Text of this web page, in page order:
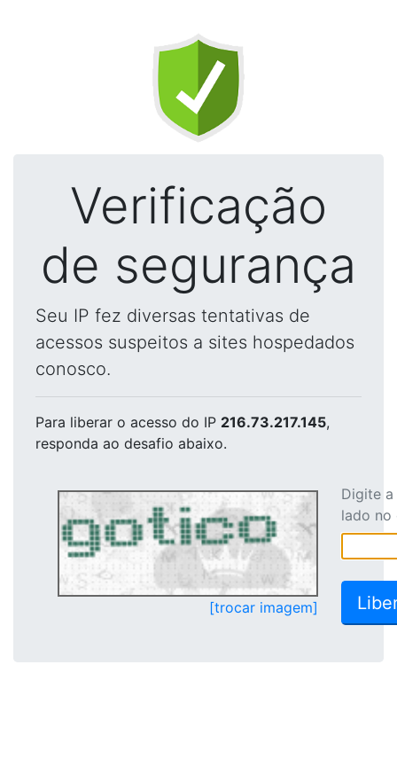
Verificação
de segurança
Seu IP fez diversas tentativas de
acessos suspeitos a sites hospedados
conosco.
Para liberar o acesso do IP 216.73.217.145,
responda ao desafio abaixo.
[trocar imagem]
Digite
lado no